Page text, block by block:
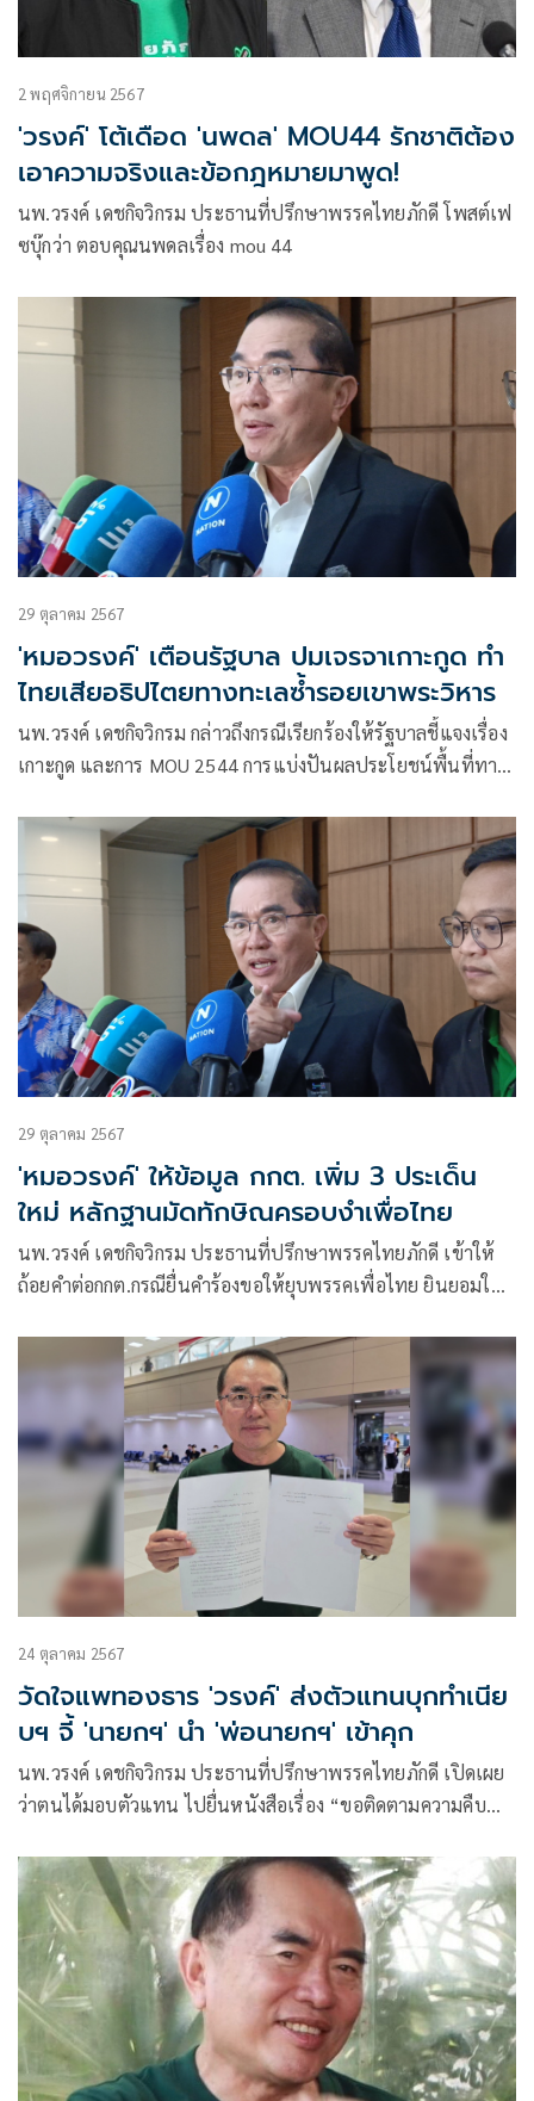
2 พฤศจิกายน 2567
'วรงค์' โต้เดือด 'นพดล' MOU44 รักชาติต้อง
เอาความจริงและข้อกฎหมายมาพูด!
นพ.วรงค์ เดชกิจวิกรม ประธานที่ปรึกษาพรรคไทยภักดี โพสต์เฟ
ซบุ๊กว่า ตอบคุณนพดลเรื่อง mou 44
29 ตุลาคม 2567
'หมอวรงค์' เตือนรัฐบาล ปมเจรจาเกาะกูด ทำ
ไทยเสียอธิปไตยทางทะเลซ้ำรอยเขาพระวิหาร
นพ.วรงค์ เดชกิจวิกรม กล่าวถึงกรณีเรียกร้องให้รัฐบาลชี้แจงเรื่อง
เกาะกูด และการ MOU 2544 การแบ่งปันผลประโยชน์พื้นที่ทาง
29 ตุลาคม 2567
'หมอวรงค์' ให้ข้อมูล กกต. เพิ่ม 3 ประเด็น
ใหม่ หลักฐานมัดทักษิณครอบงำเพื่อไทย
นพ.วรงค์ เดชกิจวิกรม ประธานที่ปรึกษาพรรคไทยภักดี เข้าให้
ถ้อยคำต่อกกต.กรณียื่นคำร้องขอให้ยุบพรรคเพื่อไทย ยินยอมให้
24 ตุลาคม 2567
วัดใจแพทองธาร 'วรงค์' ส่งตัวแทนบุกทำเนีย
บฯ จี้ 'นายกฯ' นำ 'พ่อนายกฯ' เข้าคุก
นพ.วรงค์ เดชกิจวิกรม ประธานที่ปรึกษาพรรคไทยภักดี เปิดเผย
ว่าตนได้มอบตัวแทน ไปยื่นหนังสือเรื่อง “ขอติดตามความคืบ
และกฎหมาย” ถึง